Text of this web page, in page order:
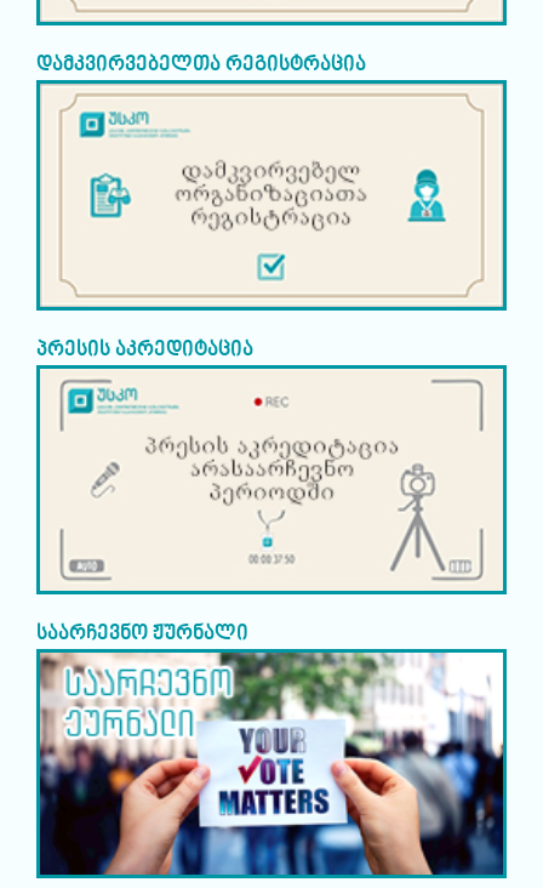
დამკვირვებელთა რეგისტრაცია
პრესის აკრედიტაცია
საარჩევნო ჟურნალი